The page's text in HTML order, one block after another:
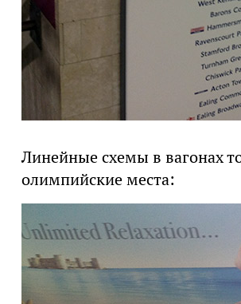
Линейные схемы в вагонах
олимпийские места: